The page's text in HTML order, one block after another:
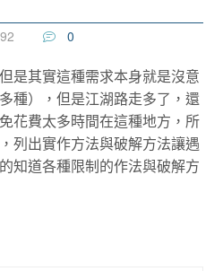
0
是其實這種需求本身就是沒意
種），但是江湖路走多了，還
花費太多時間在這種地方，所
列出實作方法與破解方法讓遇
知道各種限制的作法與破解方